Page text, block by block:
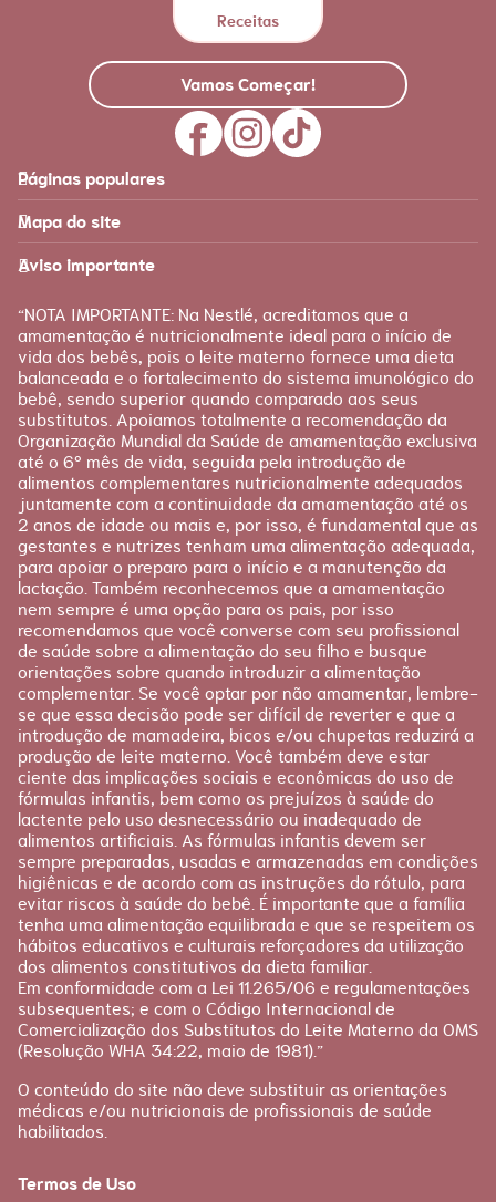
Receitas
Vamos Começar!
Páginas populares
Feito para você Materna
FAQ
Fale conosco
Mapa do site
Produtos
Loja Nestlé FamilyNes
Produtos Materna
Recursos
Etapas
Gravidez
Planejamento
Pós-parto
Aviso importante
“NOTA IMPORTANTE: Na Nestlé, acreditamos que a
amamentação é nutricionalmente ideal para o início de
vida dos bebês, pois o leite materno fornece uma dieta
balanceada e o fortalecimento do sistema imunológico do
bebê, sendo superior quando comparado aos seus
substitutos. Apoiamos totalmente a recomendação da
Organização Mundial da Saúde de amamentação exclusiva
até o 6º mês de vida, seguida pela introdução de
alimentos complementares nutricionalmente adequados
juntamente com a continuidade da amamentação até os
2 anos de idade ou mais e, por isso, é fundamental que as
gestantes e nutrizes tenham uma alimentação adequada,
para apoiar o preparo para o início e a manutenção da
lactação. Também reconhecemos que a amamentação
nem sempre é uma opção para os pais, por isso
recomendamos que você converse com seu profissional
de saúde sobre a alimentação do seu filho e busque
orientações sobre quando introduzir a alimentação
complementar. Se você optar por não amamentar, lembre-
se que essa decisão pode ser difícil de reverter e que a
introdução de mamadeira, bicos e/ou chupetas reduzirá a
produção de leite materno. Você também deve estar
ciente das implicações sociais e econômicas do uso de
fórmulas infantis, bem como os prejuízos à saúde do
lactente pelo uso desnecessário ou inadequado de
alimentos artificiais. As fórmulas infantis devem ser
sempre preparadas, usadas e armazenadas em condições
higiênicas e de acordo com as instruções do rótulo, para
evitar riscos à saúde do bebê. É importante que a família
tenha uma alimentação equilibrada e que se respeitem os
hábitos educativos e culturais reforçadores da utilização
dos alimentos constitutivos da dieta familiar.
Em conformidade com a Lei 11.265/06 e regulamentações
subsequentes; e com o Código Internacional de
Comercialização dos Substitutos do Leite Materno da OMS
(Resolução WHA 34:22, maio de 1981).”
O conteúdo do site não deve substituir as orientações
médicas e/ou nutricionais de profissionais de saúde
habilitados.
Termos de Uso